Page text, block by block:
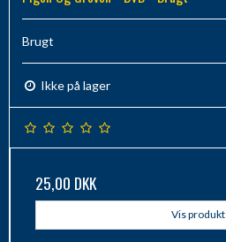
Brugt
Ikke på lager
25,00 DKK
Vis produkt